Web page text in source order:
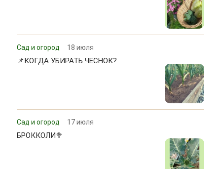
Сад и огород 18 июля
📌КОГДА УБИРАТЬ ЧЕСНОК?
Сад и огород 17 июля
БРОККОЛИ🥦